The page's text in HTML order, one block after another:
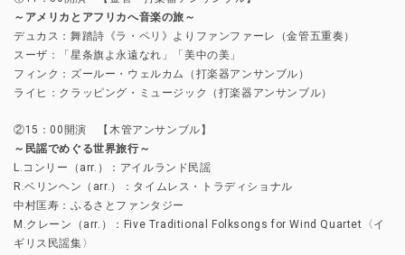
～アメリカとアフリカへ音楽の旅～
デュカス：舞踏詩《ラ・ペリ》よりファンファーレ（金管五重奏）
スーザ：「星条旗よ永遠なれ」「美中の美」
フィンク：ズールー・ウェルカム（打楽器アンサンブル）
ライヒ：クラッピング・ミュージック（打楽器アンサンブル）
②15：00開演 【木管アンサンブル】
～民謡でめぐる世界旅行～
L.コンリー（arr.）：アイルランド民謡
R.ベリンヘン（arr.）：タイムレス・トラディショナル
中村匡寿：ふるさとファンタジー
M.クレーン（arr.）：Five Traditional Folksongs for Wind Quartet〈イ
ギリス民謡集〉